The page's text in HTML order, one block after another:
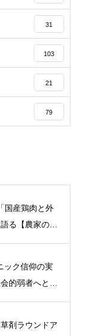
31
103
21
79
国産鶏肉と外
る【農家の本
語る】
ック信仰の実
的弱者へと向
ク問題研究会
剤ラウンドア